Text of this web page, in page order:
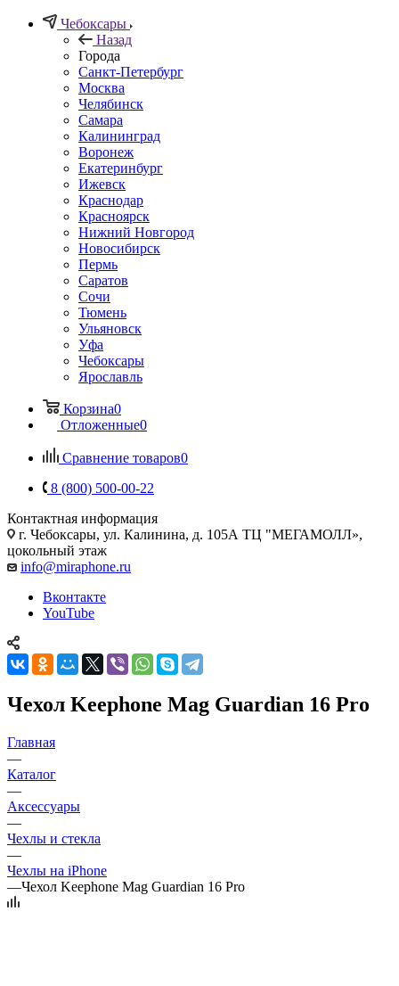
Чебоксары
Назад
Города
Санкт-Петербург
Москва
Челябинск
Самара
Калининград
Воронеж
Екатеринбург
Ижевск
Краснодар
Красноярск
Нижний Новгород
Новосибирск
Пермь
Саратов
Сочи
Тюмень
Ульяновск
Уфа
Чебоксары
Ярославль
Корзина0
Отложенные0
Сравнение товаров0
8 (800) 500-00-22
Контактная информация
г. Чебоксары, ул. Калинина, д. 105А ТЦ "МЕГАМОЛЛ»,
цокольный этаж
info@miraphone.ru
Вконтакте
YouTube
Чехол Keephone Mag Guardian 16 Pro
Главная
—
Каталог
—
Аксессуары
—
Чехлы и стекла
—
Чехлы на iPhone
—Чехол Keephone Mag Guardian 16 Pro